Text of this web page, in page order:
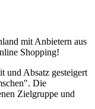
mit Anbietern aus
Shopping!
und Absatz gesteigert
Die
Zielgruppe und